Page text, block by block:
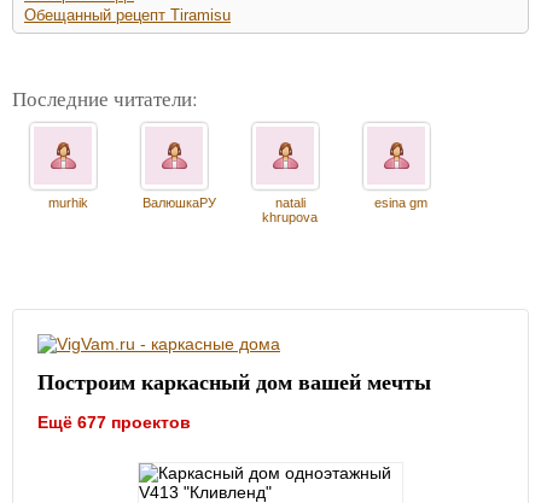
Обещанный рецепт Tiramisu
Последние читатели:
murhik ВалюшкаРУ
natali
khrupova
esina gm
Построим каркасный дом вашей мечты
Ещё 677 проектов